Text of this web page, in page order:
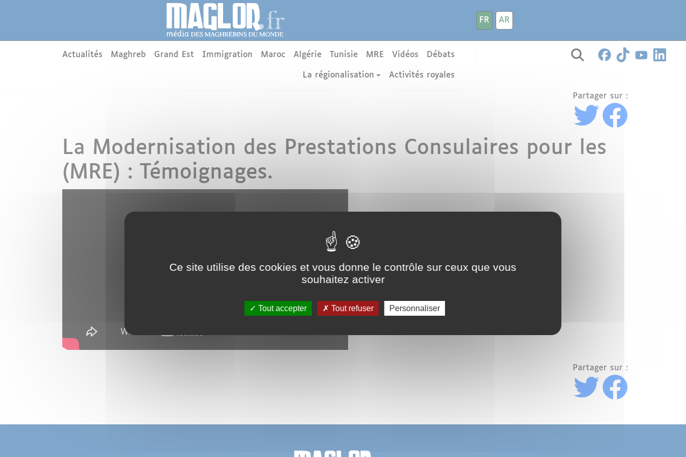
FR
AR
Main menu
Actualités Maghreb Grand Est Immigration Maroc Algérie Tunisie MRE Vidéos Débats
La régionalisation Activités royales
Partager sur :
La Modernisation des Prestations Consulaires pour les
(MRE) : Témoignages.
Partager sur :
Ce site utilise des cookies et vous donne le contrôle sur ceux que vous
souhaitez activer
Tout accepter Tout refuser Personnaliser